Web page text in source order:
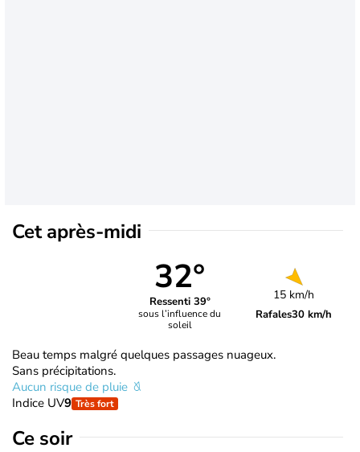
Cet après-midi
32°
Ressenti 39°
sous l’influence du
soleil
15 km/h
Rafales30 km/h
Beau temps malgré quelques passages nuageux.
Sans précipitations.
Aucun risque de pluie
Indice UV9 Très fort
Ce soir